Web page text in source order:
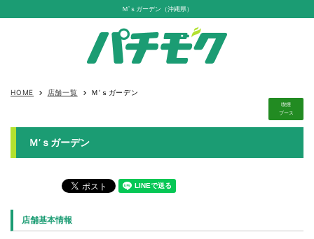
Ｍ’ｓガーデン（沖縄県）
HOME keyboard_arrow_right 店舗一覧 keyboard_arrow_right Ｍ’ｓガーデン
喫煙
ブース
Ｍ’ｓガーデン
店舗基本情報